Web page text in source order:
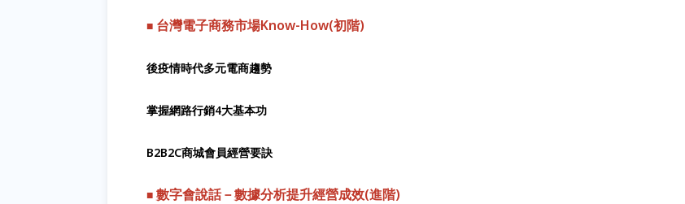
■ 台灣電子商務市場Know-How(初階)
後疫情時代多元電商趨勢
掌握網路行銷4大基本功
B2B2C商城會員經營要訣
■ 數字會說話－數據分析提升經營成效(進階)